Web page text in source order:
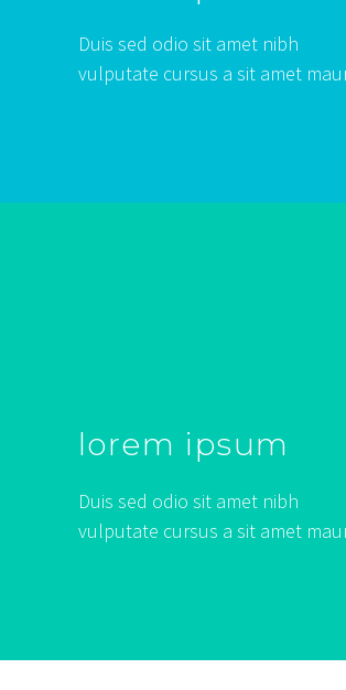
Duis sed odio sit amet nibh
vulputate cursus a sit amet
lorem ipsum
Duis sed odio sit amet nibh
vulputate cursus a sit amet